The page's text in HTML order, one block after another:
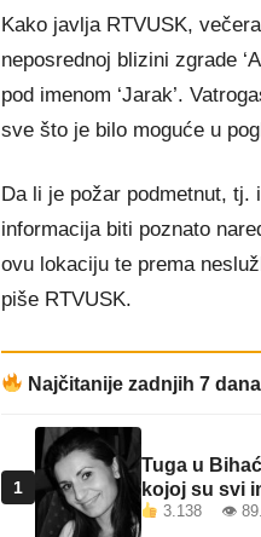
Kako javlja RTVUSK,
neposrednoj blizini zgrade
pod imenom ‘Jarak’.
sve što je bilo moguće u
Da li je požar podmetnut,
informacija biti poznato
ovu lokaciju te prema
piše RTVUSK.
Najčitanije zadnjih 7 dana
1
Tuga u
kojoj su svi
3.138 👁